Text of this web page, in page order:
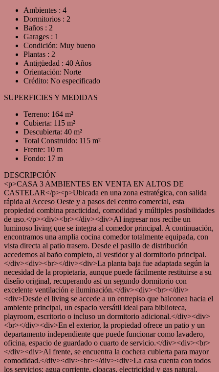
Ambientes : 4
Dormitorios : 2
Baños : 2
Garages : 1
Condición: Muy bueno
Plantas : 2
Antigüedad : 40 Años
Orientación: Norte
Crédito: No especificado
SUPERFICIES Y MEDIDAS
Terreno: 164 m²
Cubierta: 115 m²
Descubierta: 40 m²
Total Construido: 115 m²
Frente: 10 m
Fondo: 17 m
DESCRIPCIÓN
<p>CASA 3 AMBIENTES EN VENTA EN ALTOS DE
CASTELAR</p><p>Ubicada en una zona estratégica, con salida
rápida al Acceso Oeste y a pasos del centro comercial, esta
propiedad combina practicidad, comodidad y múltiples posibilidades
de uso.</p><div><br></div><div>Al ingresar nos recibe un
luminoso living que se integra al comedor principal. A continuación,
encontramos una amplia cocina comedor totalmente equipada, con
vista directa al patio trasero. Desde el pasillo de distribución
accedemos al baño completo, al vestidor y al dormitorio principal.
</div><div><br></div><div>La planta baja fue adaptada según la
necesidad de la propietaria, aunque puede fácilmente restituirse a su
diseño original, recuperando así un segundo dormitorio con
excelente ventilación e iluminación.</div><div><br></div>
<div>Desde el living se accede a un entrepiso que balconea hacia el
ambiente principal, un espacio versátil ideal para biblioteca,
playroom, escritorio o incluso un dormitorio adicional.</div><div>
<br></div><div>En el exterior, la propiedad ofrece un patio y un
departamento independiente que puede funcionar como lavadero,
oficina, espacio de guardado o cuarto de servicio.</div><div><br>
</div><div>Al frente, se encuentra la cochera cubierta para mayor
comodidad.</div><div><br></div><div>La casa cuenta con todos
los servicios: agua corriente, cloacas, electricidad y gas natural.